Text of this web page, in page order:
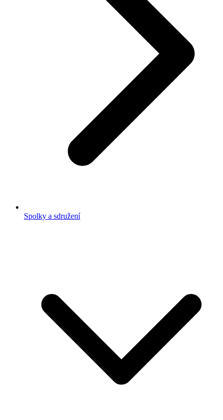
Spolky a sdružení